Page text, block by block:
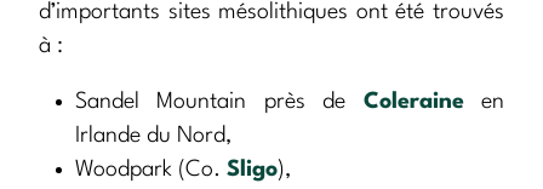
d’importants sites mésolithiques ont été trouvés
à :
Sandel Mountain près de Coleraineen
Irlande du Nord,
Woodpark (Co. Sligo),